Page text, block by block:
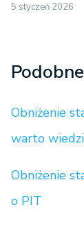
5 styczeń 2026
Podobne
Obniżenie
warto
Obniżenie
o PIT